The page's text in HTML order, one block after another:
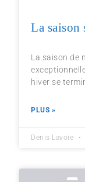
La saison
La saison de
hiver se
PLUS »
Denis Lavoie